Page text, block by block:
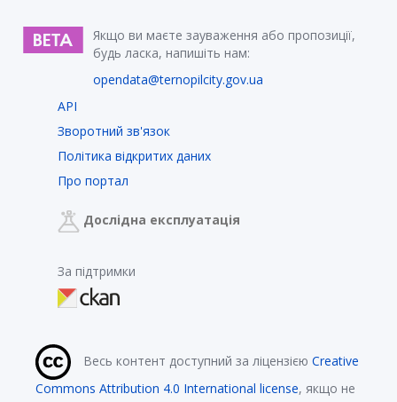
Якщо ви маєте зауваження або пропозиції,
будь ласка, напишіть нам:
opendata@ternopilcity.gov.ua
API
Зворотний зв'язок
Політика відкритих даних
Про портал
Дослідна експлуатація
За підтримки
Весь контент доступний за ліцензією Creative
Commons Attribution 4.0 International license, якщо не